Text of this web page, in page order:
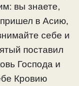
вы знаете,
пришел в Асию,
себе и
поставил
Господа и
Кровию